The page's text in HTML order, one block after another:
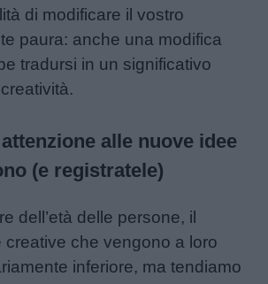
di modificare il vostro
paura: anche una modifica
tradursi in un significativo
alle nuove idee
(e registratele)
dell’età delle persone, il
creative che vengono a loro
inferiore, ma tendiamo